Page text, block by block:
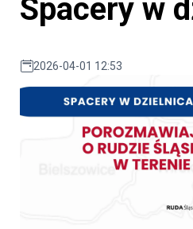
Spacery w
2026-04-01 12:53